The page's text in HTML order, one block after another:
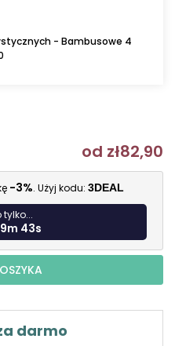
- Bambusowe 4
od zł82,90
-3%. Użyj kodu: 3DEAL
tylko...
42s
darmo